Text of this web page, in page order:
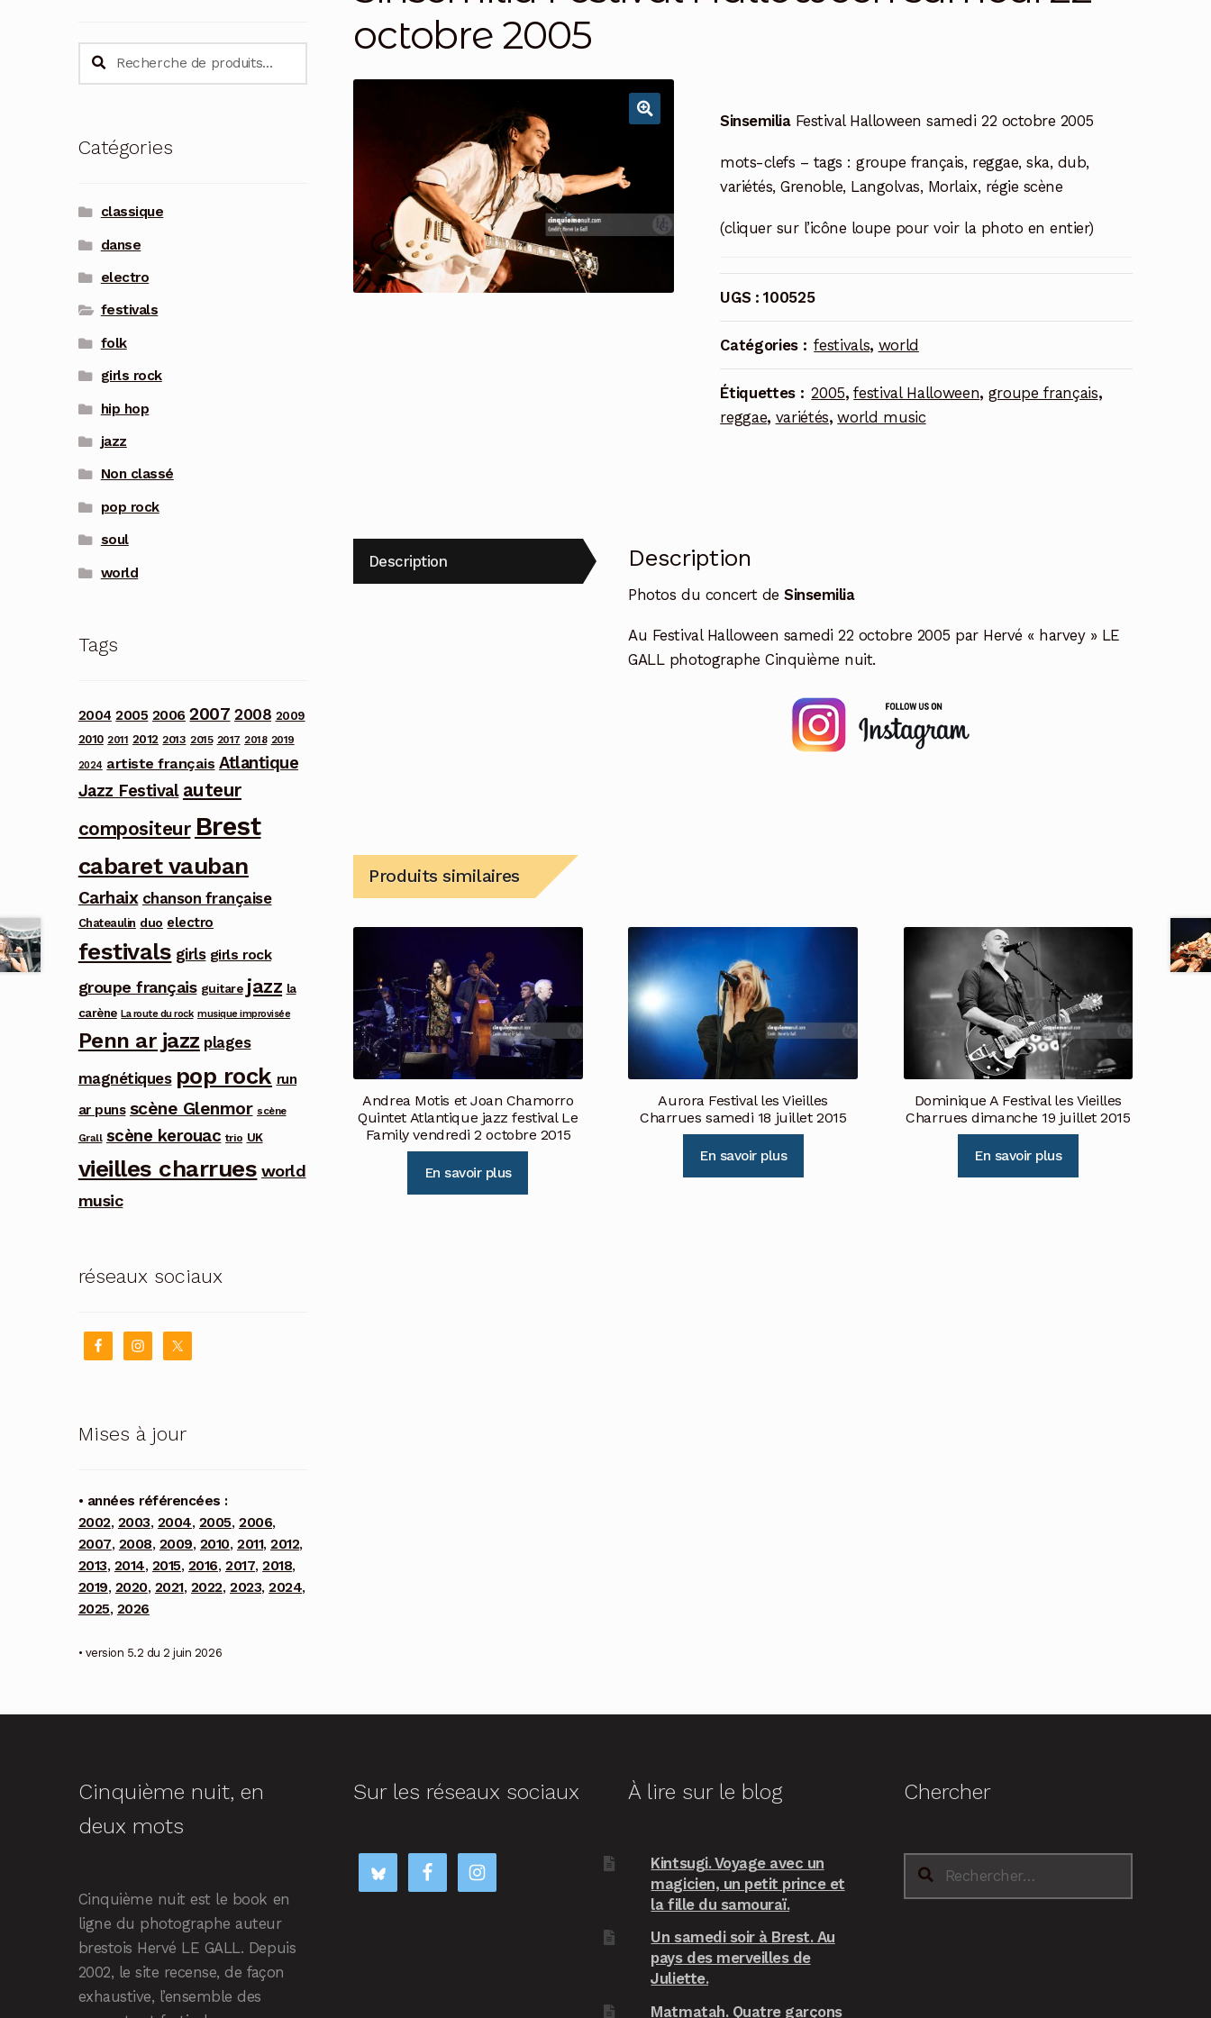
octobre 2005
SinsemiliaFestival Halloween samedi 22 octobre 2005
mots-clefs – tags : groupe français, reggae, ska, dub,
variétés, Grenoble, Langolvas, Morlaix, régie scène
(cliquer sur l’icône loupe pour voir la photo en entier)
UGS :100525
Catégories : festivals, world
Étiquettes : 2005,festival Halloween, groupe français,
reggae, variétés,world music
Description Description
Photos du concert deSinsemilia
Au Festival Halloween samedi 22 octobre 2005 par Hervé « harvey » LE
GALL photographe Cinquième nuit.
Produits similaires
Andrea Motis et Joan Chamorro
Quintet Atlantique jazz festival Le
Family vendredi 2 octobre 2015
En savoir plus
Aurora Festival les Vieilles
Charrues samedi 18 juillet 2015
En savoir plus
Dominique A Festival les Vieilles
Charrues dimanche 19 juillet 2015
En savoir plus
Recherche
pour :
Recherche
Catégories
classique
danse
electro
festivals
folk
girls rock
hip hop
jazz
Non classé
pop rock
soul
world
Tags
2004 2005 2006 2007 2008 2009
2010 2011 2012 2013 2015 2017 2018 2019
2024 artiste français Atlantique
Jazz Festival auteur
compositeur Brest
cabaret vauban
Carhaix chanson française
Chateaulin duo electro
festivals girls girls rock
groupe français guitare jazz la
carène La route du rock musique improvisée
Penn ar jazz plages
magnétiques pop rock run
ar puns scène Glenmor scène
Grall scène kerouac trio UK
vieilles charrues world
music
réseaux sociaux
Mises à jour
• années référencées :
2002, 2003, 2004, 2005, 2006,
2007, 2008, 2009, 2010, 2011,2012,
2013, 2014, 2015, 2016, 2017,2018,
2019, 2020, 2021, 2022, 2023,2024,
2025, 2026
• version 5.2 du 2 juin 2026
Cinquième nuit, en
deux mots
Cinquième nuit est le book en
ligne du photographe auteur
brestois Hervé LE GALL. Depuis
2002, le site recense, de façon
exhaustive, l’ensemble des
Sur les réseaux sociaux À lire sur le blog
Kintsugi. Voyage avec un
magicien, un petit prince et
la fille du samouraï.
Un samedi soir à Brest. Au
pays des merveilles de
Juliette.
Matmatah. Quatre garçons
Chercher
Rechercher :